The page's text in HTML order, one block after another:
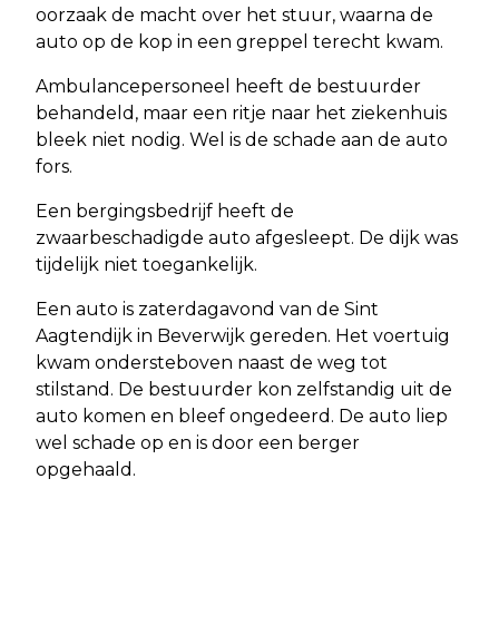
oorzaak de macht over het stuur, waarna de
auto op de kop in een greppel terecht kwam.
Ambulancepersoneel heeft de bestuurder
behandeld, maar een ritje naar het ziekenhuis
bleek niet nodig. Wel is de schade aan de auto
fors.
Een bergingsbedrijf heeft de
zwaarbeschadigde auto afgesleept. De dijk was
tijdelijk niet toegankelijk.
Een auto is zaterdagavond van de Sint
Aagtendijk in Beverwijk gereden. Het voertuig
kwam ondersteboven naast de weg tot
stilstand. De bestuurder kon zelfstandig uit de
auto komen en bleef ongedeerd. De auto liep
wel schade op en is door een berger
opgehaald.